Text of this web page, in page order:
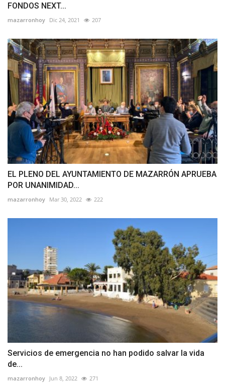
FONDOS NEXT...
mazarronhoy Dic 24, 2021 207
EL PLENO DEL AYUNTAMIENTO DE MAZARRÓN APRUEBA
POR UNANIMIDAD...
mazarronhoy Mar 30, 2022 222
Servicios de emergencia no han podido salvar la vida
de...
mazarronhoy Jun 8, 2022 271